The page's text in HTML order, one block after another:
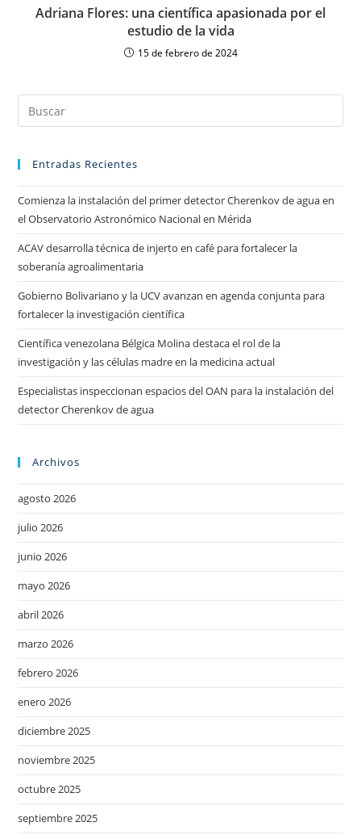
Adriana Flores: una científica apasionada por el
estudio de la vida
15 de febrero de 2024
Entradas Recientes
Comienza la instalación del primer detector Cherenkov de agua en
el Observatorio Astronómico Nacional en Mérida
ACAV desarrolla técnica de injerto en café para fortalecer la
soberanía agroalimentaria
Gobierno Bolivariano y la UCV avanzan en agenda conjunta para
fortalecer la investigación científica
Científica venezolana Bélgica Molina destaca el rol de la
investigación y las células madre en la medicina actual
Especialistas inspeccionan espacios del OAN para la instalación del
detector Cherenkov de agua
Archivos
agosto 2026
julio 2026
junio 2026
mayo 2026
abril 2026
marzo 2026
febrero 2026
enero 2026
diciembre 2025
noviembre 2025
octubre 2025
septiembre 2025